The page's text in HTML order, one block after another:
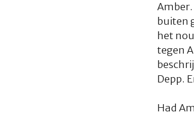
buiten
het
tegen
Depp.
Had